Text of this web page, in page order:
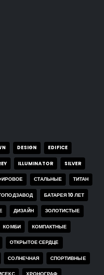
DESIGN EDIFICE
ILLUMINATOR SILVER
СТАЛЬНЫЕ ТИТАН
БАТАРЕЯ 10 ЛЕТ
ДИЗАЙН ЗОЛОТИСТЫЕ
КОМБИ КОМПАКТНЫЕ
ОТКРЫТОЕ СЕРДЦЕ
СОЛНЕЧНАЯ СПОРТИВНЫЕ